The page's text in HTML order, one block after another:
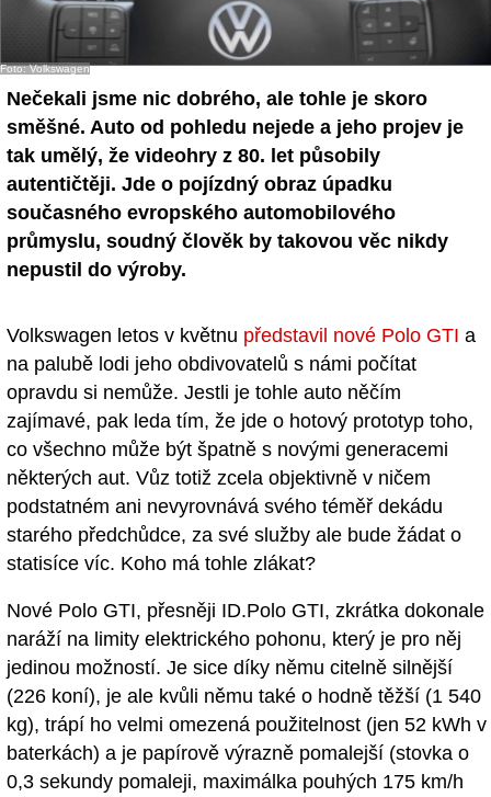
- Ostatní
Diskuzní fórum
Sledujte nás!
Foto: Volkswagen
Nečekali jsme nic dobrého, ale tohle je skoro
směšné. Auto od pohledu nejede a jeho projev je
tak umělý, že videohry z 80. let působily
autentičtěji. Jde o pojízdný obraz úpadku
současného evropského automobilového
průmyslu, soudný člověk by takovou věc nikdy
nepustil do výroby.
Volkswagen letos v květnu představil nové Polo GTI a
na palubě lodi jeho obdivovatelů s námi počítat
opravdu si nemůže. Jestli je tohle auto něčím
zajímavé, pak leda tím, že jde o hotový prototyp toho,
co všechno může být špatně s novými generacemi
některých aut. Vůz totiž zcela objektivně v ničem
podstatném ani nevyrovnává svého téměř dekádu
starého předchůdce, za své služby ale bude žádat o
statisíce víc. Koho má tohle zlákat?
Nové Polo GTI, přesněji ID.Polo GTI, zkrátka dokonale
naráží na limity elektrického pohonu, který je pro něj
jedinou možností. Je sice díky němu citelně silnější
(226 koní), je ale kvůli němu také o hodně těžší (1 540
kg), trápí ho velmi omezená použitelnost (jen 52 kWh v
baterkách) a je papírově výrazně pomalejší (stovka o
0,3 sekundy pomaleji, maximálka pouhých 175 km/h